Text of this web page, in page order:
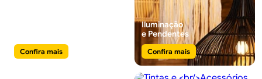
Confira mais
Iluminação
e Pendentes
Confira mais